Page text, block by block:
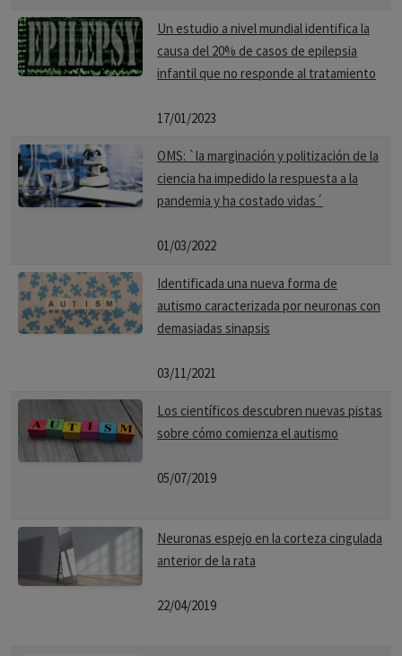
Un estudio a nivel mundial identifica la
causa del 20% de casos de epilepsia
infantil que no responde al tratamiento
17/01/2023
OMS: `la marginación y politización de la
ciencia ha impedido la respuesta a la
pandemia y ha costado vidas´
01/03/2022
Identificada una nueva forma de
autismo caracterizada por neuronas con
demasiadas sinapsis
03/11/2021
Los científicos descubren nuevas pistas
sobre cómo comienza el autismo
05/07/2019
Neuronas espejo en la corteza cingulada
anterior de la rata
22/04/2019